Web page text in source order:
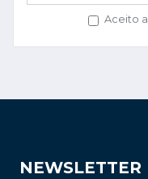
Aceito a
NEWSLETTER